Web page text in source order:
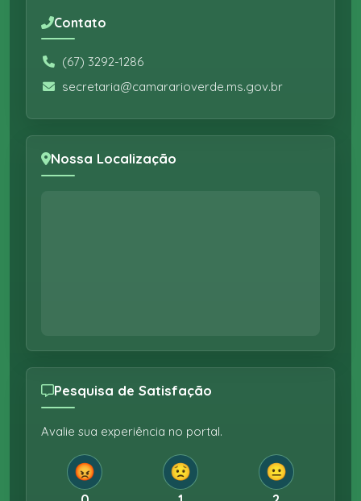
Contato
(67) 3292-1286
secretaria@camararioverde.ms.gov.br
Nossa Localização
Pesquisa de Satisfação
Avalie sua experiência no portal.
😡 😟 😐